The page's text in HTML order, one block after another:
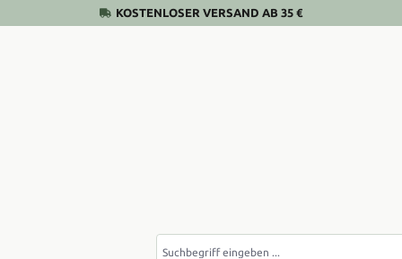
KOSTENLOSER VERSAND AB 35 €